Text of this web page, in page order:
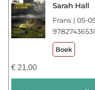
Sarah Hall
Frans | 05-
Boek
€21,00